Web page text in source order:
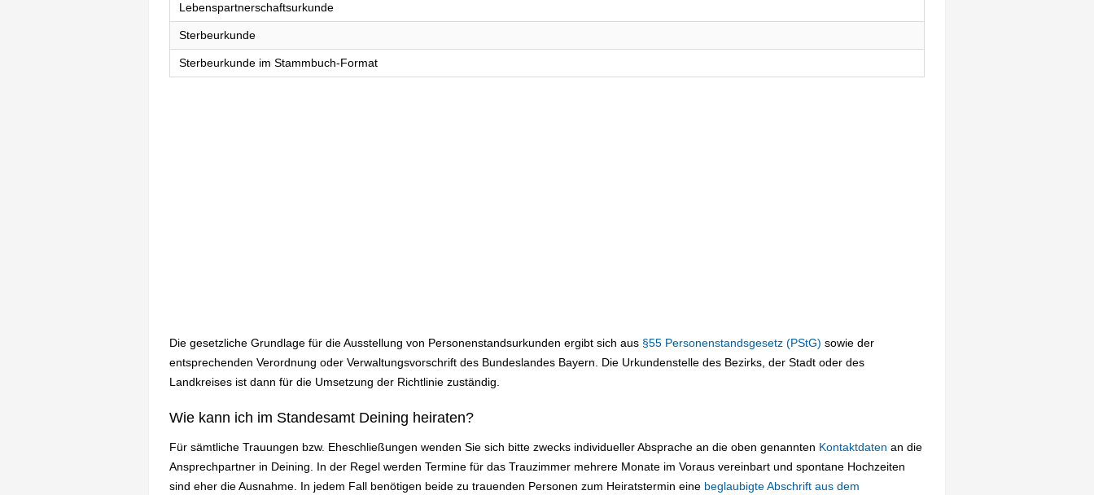
Lebenspartnerschaftsurkunde
Sterbeurkunde
Sterbeurkunde im Stammbuch-Format
Die gesetzliche Grundlage für die Ausstellung von Personenstandsurkunden ergibt sich aus §55 Personenstandsgesetz (PStG) sowie der
entsprechenden Verordnung oder Verwaltungsvorschrift des Bundeslandes Bayern. Die Urkundenstelle des Bezirks, der Stadt oder des
Landkreises ist dann für die Umsetzung der Richtlinie zuständig.
Wie kann ich im Standesamt Deining heiraten?
Für sämtliche Trauungen bzw. Eheschließungen wenden Sie sich bitte zwecks individueller Absprache an die oben genannten Kontaktdaten an die
Ansprechpartner in Deining. In der Regel werden Termine für das Trauzimmer mehrere Monate im Voraus vereinbart und spontane Hochzeiten
sind eher die Ausnahme. In jedem Fall benötigen beide zu trauenden Personen zum Heiratstermin eine beglaubigte Abschrift aus dem